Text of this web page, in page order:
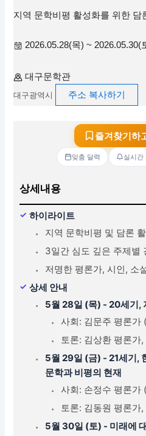
지역 문학비평 활성화를 위한 담
2026.05.28(목) ~ 2026.05.30(
대구문학관
대구광역시 주소 복사하기
즐겨찾기하
맞춤 달력 실시간
상세내용
하이라이트
지역 문학비평 및 담론
3일간 심도 깊은 주제별
저명한 평론가, 시인, 소
상세 안내
5월 28일 (목) - 20세기,
사회: 김문주 평론가
토론: 김상환 평론가
5월 29일 (금) - 21세기,
문학과 비평의 현재
사회: 손정수 평론가
토론: 김동원 평론가
5월 30일 (토) - 미래에